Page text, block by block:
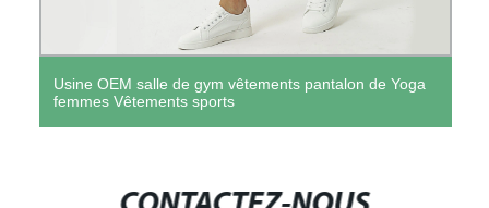
Usine OEM salle de gym vêtements pantalon de Yoga
femmes Vêtements sports